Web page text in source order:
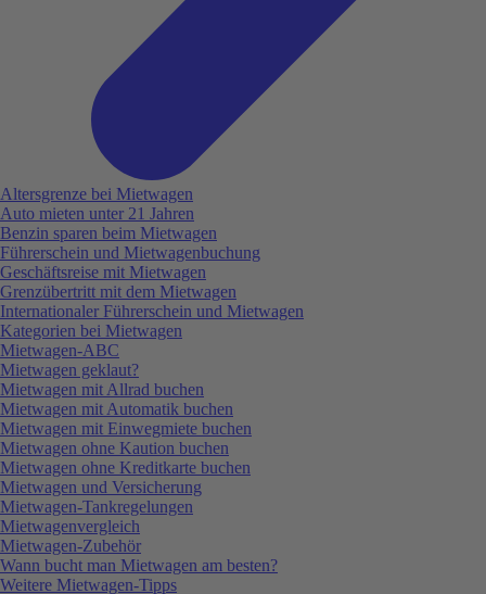
Altersgrenze bei Mietwagen
Auto mieten unter 21 Jahren
Benzin sparen beim Mietwagen
Führerschein und Mietwagenbuchung
Geschäftsreise mit Mietwagen
Grenzübertritt mit dem Mietwagen
Internationaler Führerschein und Mietwagen
Kategorien bei Mietwagen
Mietwagen-ABC
Mietwagen geklaut?
Mietwagen mit Allrad buchen
Mietwagen mit Automatik buchen
Mietwagen mit Einwegmiete buchen
Mietwagen ohne Kaution buchen
Mietwagen ohne Kreditkarte buchen
Mietwagen und Versicherung
Mietwagen-Tankregelungen
Mietwagenvergleich
Mietwagen-Zubehör
Wann bucht man Mietwagen am besten?
Weitere Mietwagen-Tipps